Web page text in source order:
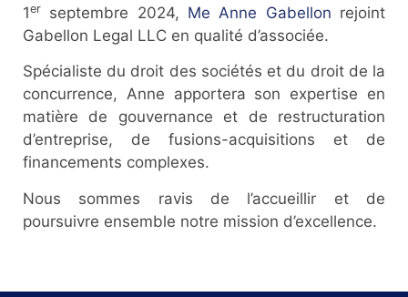
1er septembre 2024, Me Anne Gabellon rejoint
Gabellon Legal LLC en qualité d’associée.
Spécialiste du droit des sociétés et du droit de la
concurrence, Anne apportera son expertise en
matière de gouvernance et de restructuration
d’entreprise, de fusions-acquisitions et de
financements complexes.
Nous sommes ravis de l’accueillir et de
poursuivre ensemble notre mission d’excellence.